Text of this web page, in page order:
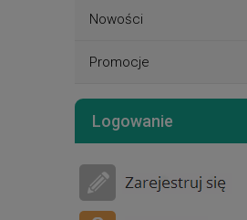
Nowości
Promocje
Logowanie